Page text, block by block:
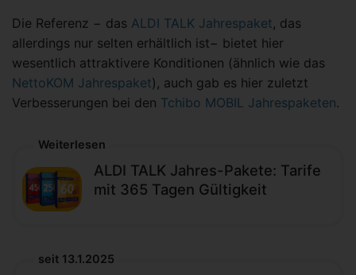
Die Referenz − das ALDI TALK Jahrespaket, das
allerdings nur selten erhältlich ist− bietet hier
wesentlich attraktivere Konditionen (ähnlich wie das
NettoKOM Jahrespaket), auch gab es hier zuletzt
Verbesserungen bei den Tchibo MOBIL Jahrespaketen.
Weiterlesen
ALDI TALK Jahres-Pakete: Tarife
mit 365 Tagen Gültigkeit
seit 13.1.2025